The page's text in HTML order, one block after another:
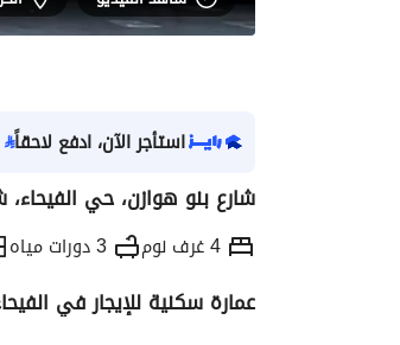
استأجر الآن، ادفع لاحقاً⃁
شارع بنو هوازن، حي
4 غرف نوم 3 دورات مياه
معلومات ترخيص
عمارة سكنية للإيجار في